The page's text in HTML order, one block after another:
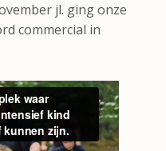
jl. ging onze
commercial in